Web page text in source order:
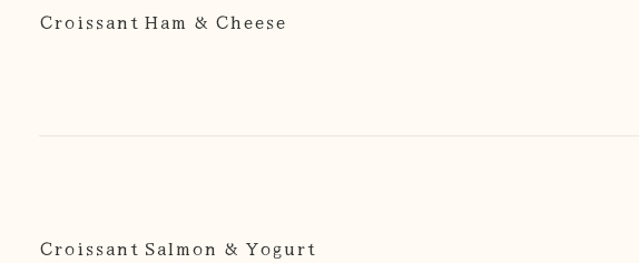
Croissant Ham & Cheese
Croissant Salmon & Yogurt